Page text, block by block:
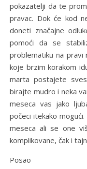
pokazatelji da te
pravac. Dok će kod
doneti značajne
pomoći da se
problematiku na pravi
koje brzim korakom
marta postajete
birajte mudro i neka
meseca vas jako
počeci itekako
meseca ali se one
komplikovane, čak i
Posao